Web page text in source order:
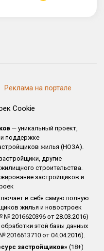
Реклама на портале
Cookie
— уникальный проект,
поддержке
жилья (НОЗА).
другие
строительства.
застройщиков и
в себя самую полную
жилья и новостроек
2016620396 от 28.03.2016)
этой базы данных
2016613710 от 04.04.2016).
застройщиков» (18+)